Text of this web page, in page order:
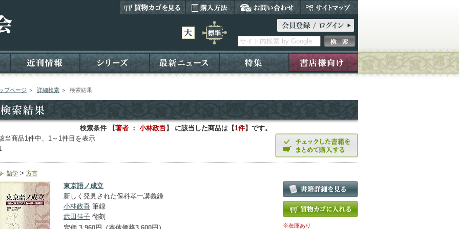
プページ ＞ 詳細検索 ＞ 検索結果
検索条件 【著者 ： 小林政吾】 に該当した商品は【1件】です。
当商品1件中、1～1件目を表示
語学 > 方言
東京語ノ成立
新しく発見された保科孝一講義録
小林政吾 筆録
武田佳子 翻刻
※在庫あり